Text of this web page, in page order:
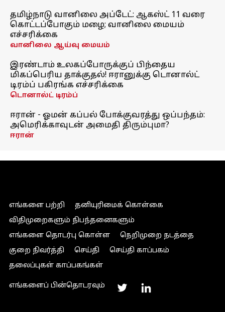
தமிழ்நாடு வானிலை அப்டேட்: ஆகஸ்ட் 11 வரை
கொட்டப்போகும் மழை; வானிலை மையம்
எச்சரிக்கை
வானிலை ஆய்வு மையம்
இரண்டாம் உலகப்போருக்குப் பிந்தைய
மிகப்பெரிய தாக்குதல்! ஈரானுக்கு டொனால்ட்
டிரம்ப் பகிரங்க எச்சரிக்கை
டொனால்ட் டிரம்ப்
ஈரான் - ஓமன் கப்பல் போக்குவரத்து ஒப்பந்தம்:
அமெரிக்காவுடன் அமைதி திரும்புமா?
ஈரான்
எங்களை பற்றி
தனியுரிமைக் கொள்கை
விதிமுறைகளும் நிபந்தனைகளும்
எங்களை தொடர்பு கொள்ள
நெறிமுறை நடத்தை
குறை நிவர்த்தி
செய்தி
செய்தி காப்பகம்
தலைப்புகள் காப்பகங்கள்
எங்களைப் பின்தொடரவும்